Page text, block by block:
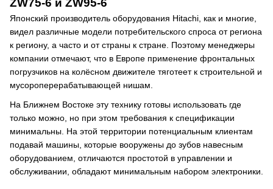
ZW75-6 и ZW95-6
Японский производитель оборудования Hitachi, как и многие,
видел различные модели потребительского спроса от региона
к региону, а часто и от страны к стране. Поэтому менеджеры
компании отмечают, что в Европе применение фронтальных
погрузчиков на колёсном движителе тяготеет к строительной и
мусороперерабатывающей нишам.
На Ближнем Востоке эту технику готовы использовать где
только можно, но при этом требования к спецификации
минимальны. На этой территории потенциальным клиентам
подавай машины, которые вооружены до зубов навесным
оборудованием, отличаются простотой в управлении и
обслуживании, обладают минимальным набором электроники.